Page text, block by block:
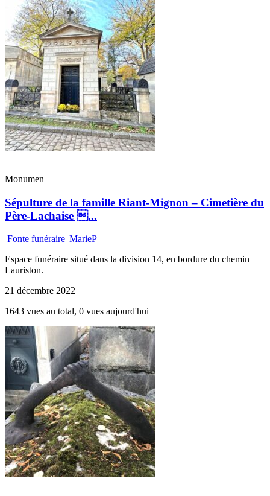
Monumen
Sépulture de la famille Riant-Mignon – Cimetière du
Père-Lachaise ...
Fonte funéraire| MarieP
Espace funéraire situé dans la division 14, en bordure du chemin
Lauriston.
21 décembre 2022
1643 vues au total, 0 vues aujourd'hui